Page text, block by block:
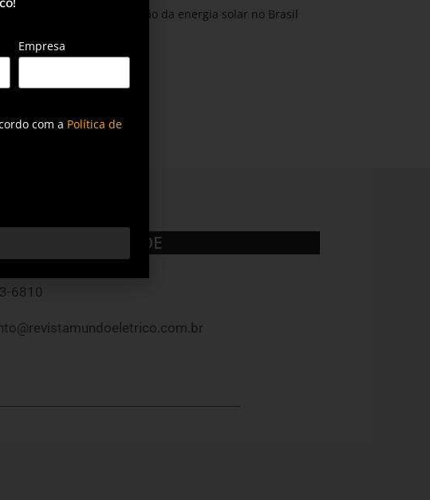
Expansão da energia solar no Brasil
PUBLICIDADE
6810
Empresa
com a Política de